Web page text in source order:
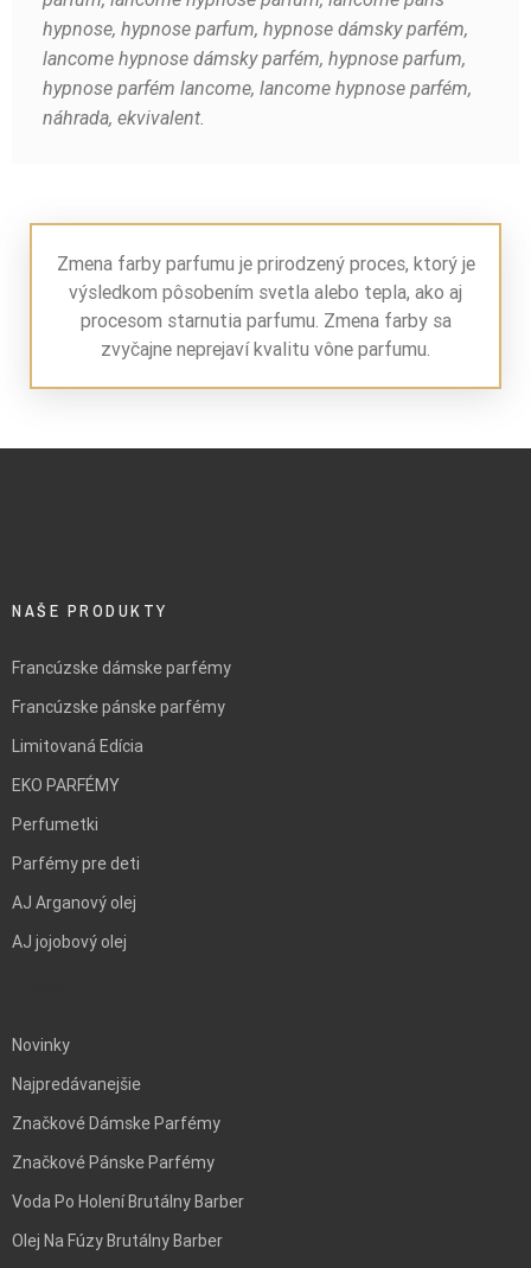
hypnose, hypnose parfum, hypnose dámsky parfém,
lancome hypnose dámsky parfém, hypnose parfum,
hypnose parfém lancome, lancome hypnose parfém,
náhrada, ekvivalent.
Zmena farby parfumu je prirodzený proces, ktorý je
výsledkom pôsobením svetla alebo tepla, ako aj
procesom starnutia parfumu. Zmena farby sa
zvyčajne neprejaví kvalitu vône parfumu.
NAŠE PRODUKTY
Francúzske dámske parfémy
Francúzske pánske parfémy
Limitovaná Edícia
EKO PARFÉMY
Perfumetki
Parfémy pre deti
AJ Arganový olej
AJ jojobový olej
Novinky
Najpredávanejšie
Značkové Dámske Parfémy
Značkové Pánske Parfémy
Voda Po Holení Brutálny Barber
Olej Na Fúzy Brutálny Barber